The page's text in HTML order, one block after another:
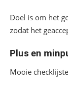
Doel is om het
zodat het
Plus en
Mooie